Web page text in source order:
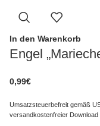
In den Warenkorb
Engel
0,99€
Umsatzsteuerbefreit gemäß
versandkostenfreier Download